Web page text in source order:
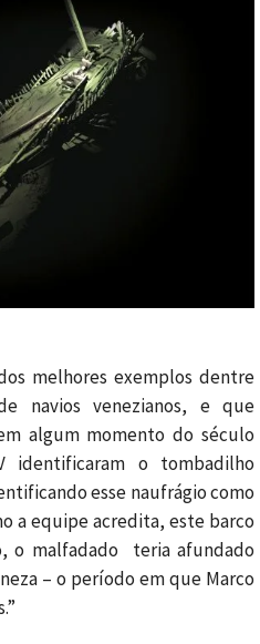
melhores exemplos dentre
navios venezianos, e que
algum momento do século
identificaram o tombadilho
esse naufrágio como
a equipe acredita, este barco
o malfadado teria afundado
– o período em que Marco